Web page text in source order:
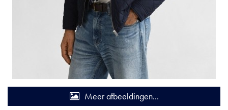
Meer afbeeldingen...